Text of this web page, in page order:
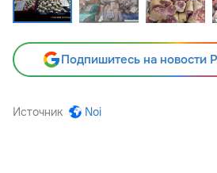
Подпишитесь на новости
Источник Noi